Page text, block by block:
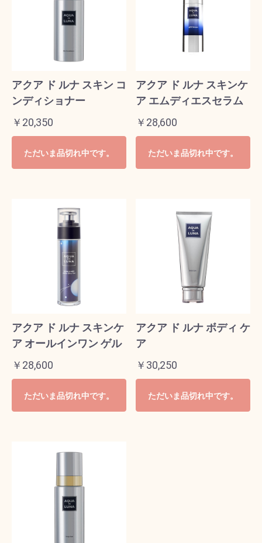
アクア ド ルナ スキン コ
ンディショナー
￥20,350
ただいま品切れ中です。
アクア ド ルナ スキンケ
ア エムディエスセラム
￥28,600
ただいま品切れ中です。
アクア ド ルナ スキンケ
ア オールインワン ゲル
￥28,600
ただいま品切れ中です。
アクア ド ルナ ボディ ケ
ア
￥30,250
ただいま品切れ中です。